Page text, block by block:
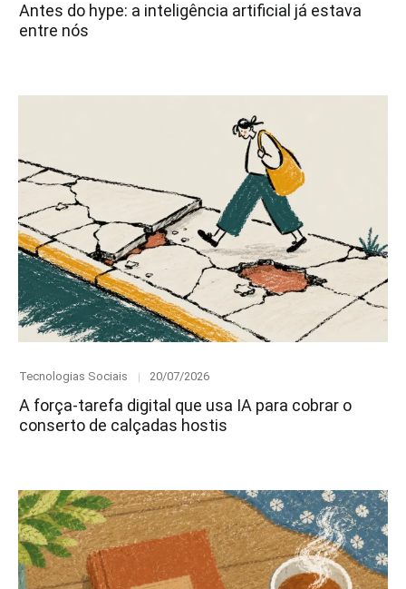
Antes do hype: a inteligência artificial já estava
entre nós
Category
Tecnologias Sociais
Posted
20/07/2026
A força-tarefa digital que usa IA para cobrar o
conserto de calçadas hostis